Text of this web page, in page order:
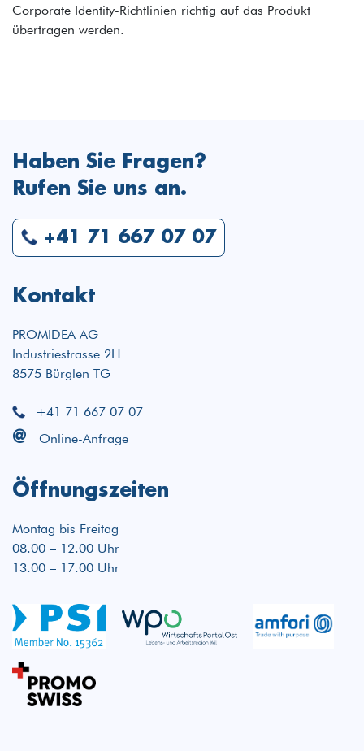
Corporate Identity-Richtlinien richtig auf das Produkt
übertragen werden.
Haben Sie Fragen?
Rufen Sie uns an.
+41 71 667 07 07
Kontakt
PROMIDEA AG
Industriestrasse 2H
8575 Bürglen TG
+41 71 667 07 07
@ Online-Anfrage
Öffnungszeiten
Montag bis Freitag
08.00 – 12.00 Uhr
13.00 – 17.00 Uhr